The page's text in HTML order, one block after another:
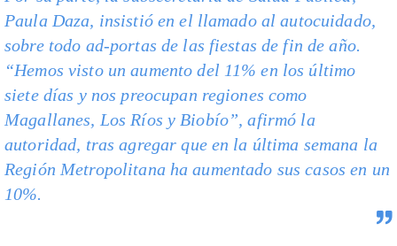
Paula Daza, insistió en el llamado al autocuidado,
sobre todo ad-portas de las fiestas de fin de año.
“Hemos visto un aumento del 11% en los último
siete días y nos preocupan regiones como
Magallanes, Los Ríos y Biobío”, afirmó la
autoridad, tras agregar que en la última semana la
Región Metropolitana ha aumentado sus casos en un
10%.